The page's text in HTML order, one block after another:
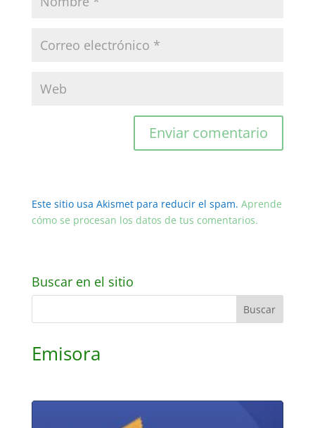
Este sitio usa Akismet para reducir el spam. Aprende
cómo se procesan los datos de tus comentarios.
Buscar en el sitio
Emisora
Reproductor